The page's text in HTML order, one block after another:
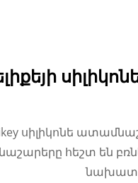
սիլիկոնե
հեշտ են